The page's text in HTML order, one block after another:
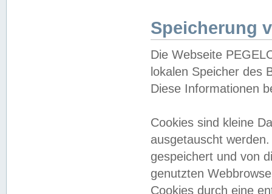
Speicherung
Die Webseite
lokalen Speicher des
Diese Informationen
Cookies sind kleine
ausgetauscht
gespeichert und von
genutzten
Cookies durch eine